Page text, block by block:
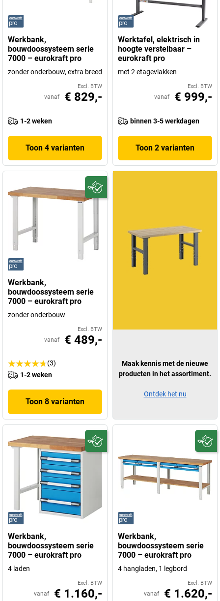
Werkbank,
bouwdoossysteem serie
7000 – eurokraft pro
zonder onderbouw, extra breed
Excl. BTW
vanaf € 829,-
1-2 weken
Toon 4 varianten
Werktafel, elektrisch in
hoogte verstelbaar –
eurokraft pro
met 2 etagevlakken
Excl. BTW
vanaf € 999,-
binnen 3-5 werkdagen
Toon 2 varianten
Werkbank,
bouwdoossysteem serie
7000 – eurokraft pro
zonder onderbouw
Excl. BTW
vanaf € 489,-
(3)
1-2 weken
Toon 8 varianten
Werkbank,
bouwdoossysteem serie
7000 – eurokraft pro
4 laden
Excl. BTW
vanaf € 1.160,-
Werkbank,
bouwdoossysteem serie
7000 – eurokraft pro
4 hangladen, 1 legbord
Excl. BTW
vanaf € 1.620,-
Maak kennis met de nieuwe
producten in het assortiment.
Ontdek het nu